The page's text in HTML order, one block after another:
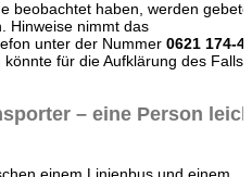
beobachtet haben, werden
Hinweise nimmt das
unter der Nummer 0621 174-
für die Aufklärung des Falls
– eine Person